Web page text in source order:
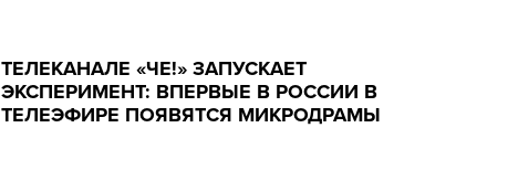
ТЕЛЕКАНАЛЕ «ЧЕ!» ЗАПУСКАЕТ
ЭКСПЕРИМЕНТ: ВПЕРВЫЕ В РОССИИ В
ТЕЛЕЭФИРЕ ПОЯВЯТСЯ МИКРОДРАМЫ